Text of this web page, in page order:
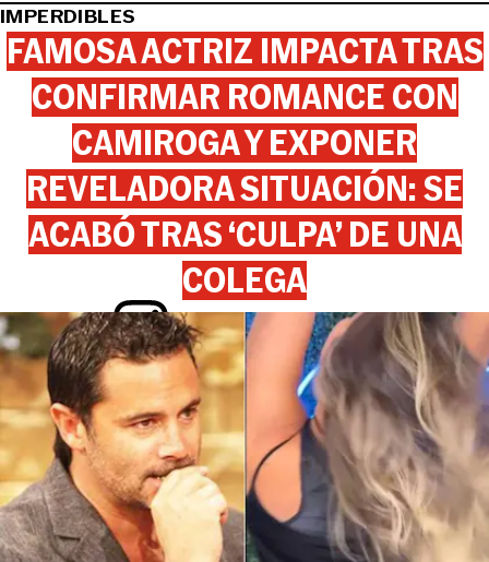
View this post on Instagram
IMPERDIBLES
FAMOSA ACTRIZ IMPACTA TRAS
CONFIRMAR ROMANCE CON
CAMIROGA Y EXPONER
REVELADORA SITUACIÓN: SE
ACABÓ TRAS ‘CULPA’ DE UNA
COLEGA